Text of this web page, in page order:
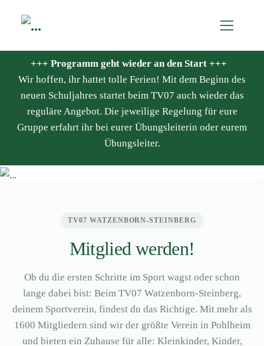
+++ Programm geht wieder an den Start +++
Wir hoffen, ihr hattet tolle Ferien! Mit dem Beginn des
neuen Schuljahres startet beim TV07 auch wieder das
reguläre Angebot. Die jeweilige Regelung für eure
Gruppe erfahrt ihr bei eurer Übungsleiterin oder eurem
Übungsleiter.
TV07 WATZENBORN-STEINBERG
Mitglied werden!
Ob du die ersten Schritte im Sport wagst oder schon
lange dabei bist: Beim TV07 Watzenborn-Steinberg,
deinem Sportverein, findest du das Richtige. Mit mehr als
1600 Mitgliedern sind wir der größte Verein in Pohlheim
und bieten ein Zuhause für alle: Kleinkinder, Kinder,